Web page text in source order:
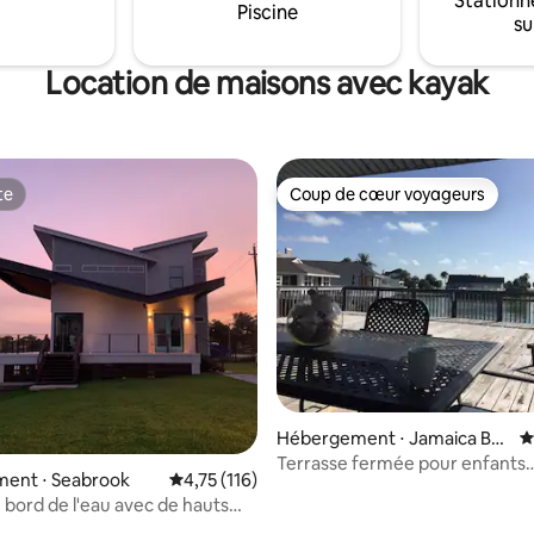
se détendre ou de se relaxer
salle de jeux, des échecs/
Piscine
Location de maisons avec kayak
base de 149 commentaires : 4,94 sur 5
⋅ Seabrook Évaluation moyenne sur la base de 116
4,75 (116)
bord de l'eau avec de hauts
Coup de cœur voyageurs
Coup de cœur voyageurs
Hébergement ⋅ Jamaica Be
ach
Terrasse fermée pour enfants